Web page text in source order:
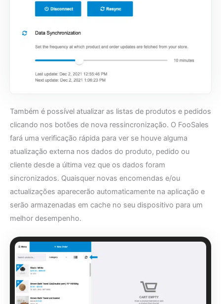
Também é possível atualizar as listas de produtos e pedidos
clicando nos botões de nova ressincronização. O FooSales
fará uma verificação rápida para ver se houve alguma
atualização externa nos dados do produto, pedido ou
cliente desde a última vez que os dados foram
sincronizados. Quaisquer novas encomendas e/ou
actualizações aparecerão automaticamente na aplicação e
serão armazenadas em cache no seu dispositivo para um
melhor desempenho.